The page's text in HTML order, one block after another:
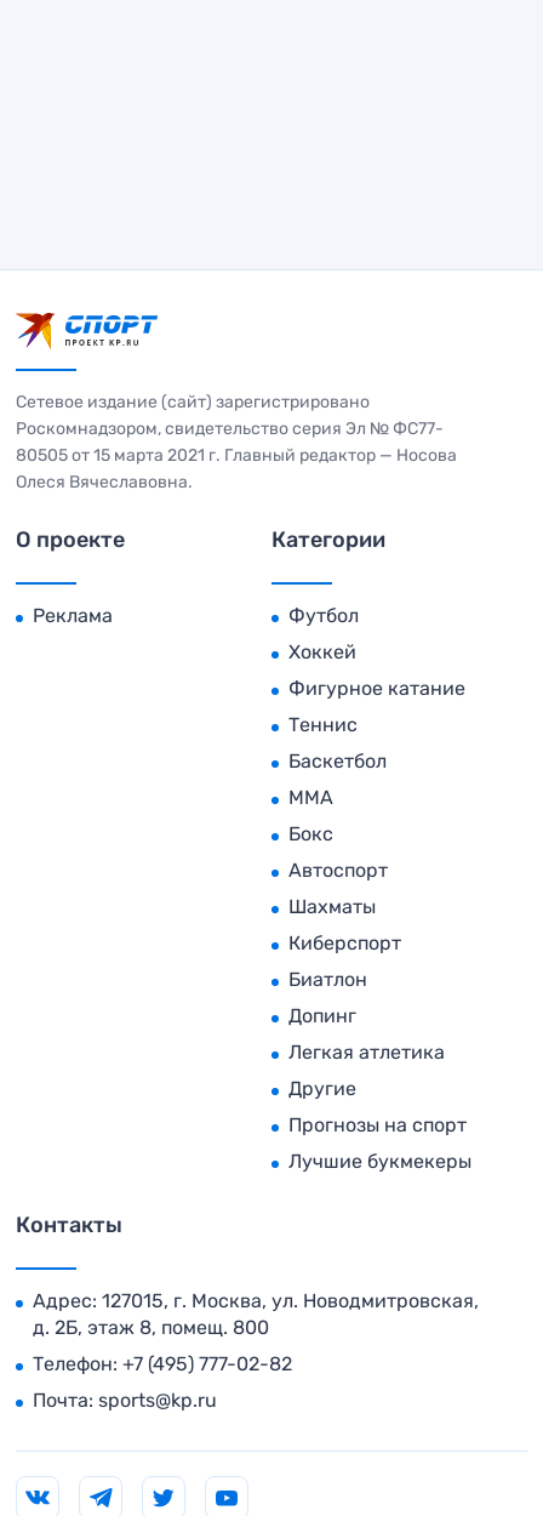
Сетевое издание (сайт) зарегистрировано
Роскомнадзором, свидетельство серия Эл № ФС77-
80505 от 15 марта 2021 г. Главный редактор — Носова
Олеся Вячеславовна.
О проекте
Реклама
Категории
Футбол
Хоккей
Фигурное катание
Теннис
Баскетбол
MMA
Бокс
Автоспорт
Шахматы
Киберспорт
Биатлон
Допинг
Легкая атлетика
Другие
Прогнозы на спорт
Лучшие букмекеры
Контакты
Адрес: 127015, г. Москва, ул. Новодмитровская,
д. 2Б, этаж 8, помещ. 800
Телефон: +7 (495) 777-02-82
Почта: sports@kp.ru